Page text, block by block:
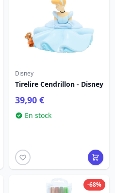
Disney
Tirelire Cendrillon - Disney
39,90 €
En stock
-68%